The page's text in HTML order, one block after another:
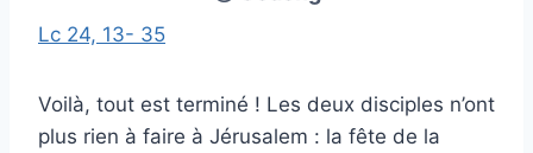
Lc 24, 13- 35
Voilà, tout est terminé ! Les deux disciples n’ont
plus rien à faire à Jérusalem : la fête de la